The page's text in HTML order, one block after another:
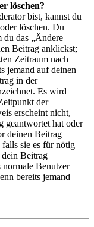
löschen?
bist, kannst du
löschen. Du
du das „Ändere
Beitrag anklickst;
Zeitraum nach
jemand auf deinen
in der
Es wird
der
erscheint nicht,
geantwortet hat oder
deinen Beitrag
sie es für nötig
Beitrag
normale Benutzer
bereits jemand